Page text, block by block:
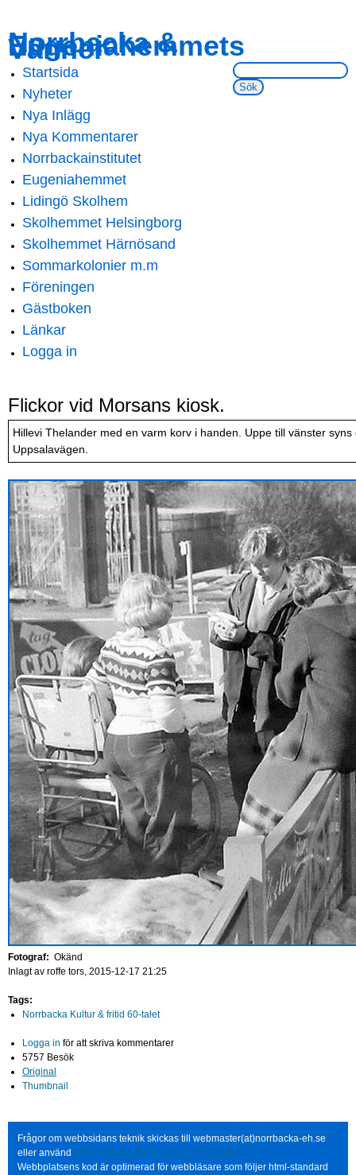
main
content
navigation
Norrbacka &
Eugeniahemmets
Vänner
Sök på webbsidan:
Main menu
Startsida
Nyheter
Nya Inlägg
Nya Kommentarer
Norrbackainstitutet
Eugeniahemmet
Lidingö Skolhem
Skolhemmet Helsingborg
Skolhemmet Härnösand
Sommarkolonier m.m
Föreningen
Gästboken
Länkar
Logga in
Flickor vid Morsans kiosk.
Hillevi Thelander med en varm korv i handen. Uppe till vänster
Uppsalavägen.
Fotograf: Okänd
Inlagt av roffe tors, 2015-12-17 21:25
Tags:
Norrbacka Kultur & fritid 60-talet
Logga in för att skriva kommentarer
5757 Besök
Original
Thumbnail
Frågor om webbsidans teknik skickas till webmaster(at)norrbacka-eh.se
eller använd http://www.norrbacka-eh.se/?q=contact
Webbplatsens kod är optimerad för webbläsare som följer html-standard